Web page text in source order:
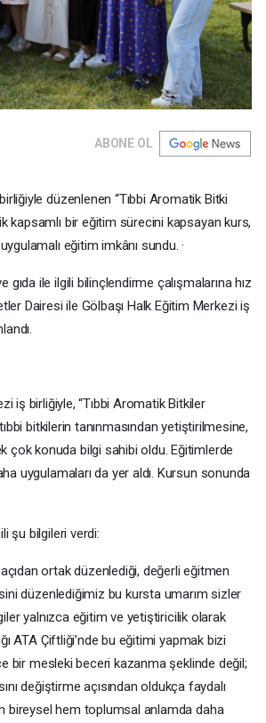
ABONE OL
düzenlenen “Tıbbi Aromatik Bitki
kapsamlı bir eğitim sürecini kapsayan kurs,
eğitim imkânı sundu. ·
ile ilgili bilinçlendirme çalışmalarına hız
Dairesi ile Gölbaşı Halk Eğitim Merkezi iş
iş birliğiyle, “Tıbbi Aromatik Bitkiler
bitkilerin tanınmasından yetiştirilmesine,
çok konuda bilgi sahibi oldu. Eğitimlerde
uygulamaları da yer aldı. Kursun sonunda
şu bilgileri verdi:
açıdan ortak düzenlediği, değerli eğitmen
düzenlediğimiz bu kursta umarım sizler
yalnızca eğitim ve yetiştiricilik olarak
ATA Çiftliği’nde bu eğitimi yapmak bizi
bir mesleki beceri kazanma şeklinde değil;
değiştirme açısından oldukça faydalı
bireysel hem toplumsal anlamda daha